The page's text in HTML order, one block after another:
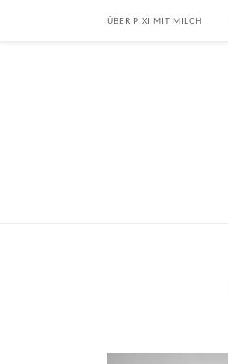
ÜBER PIXI MIT MILCH